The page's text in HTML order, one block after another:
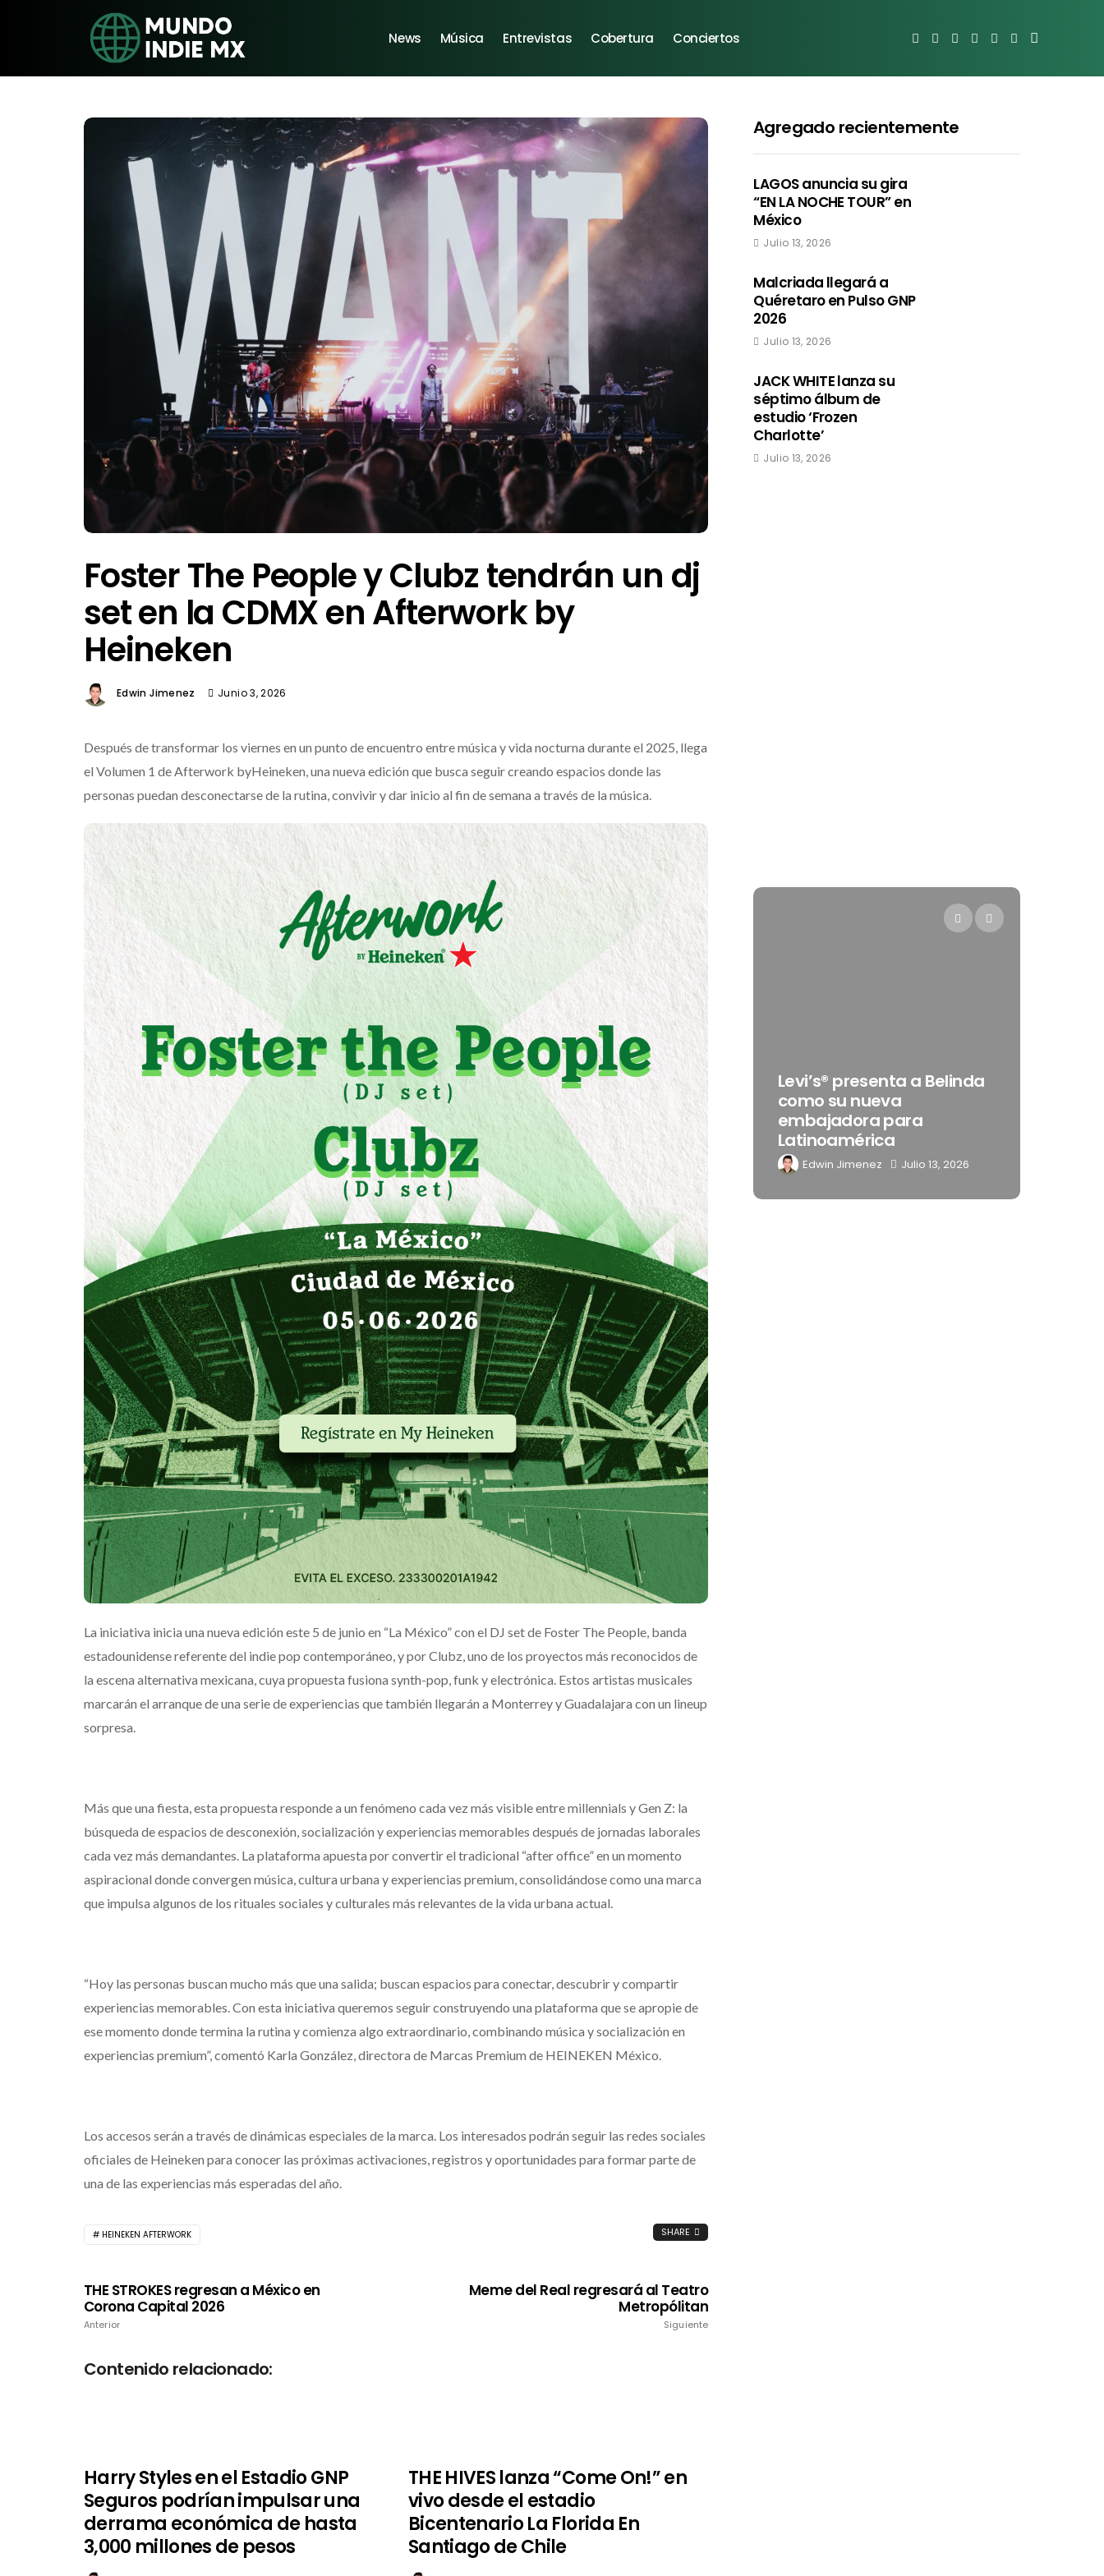
News Música Entrevistas Cobertura Conciertos
Foster The People y Clubz tendrán un dj
set en la CDMX en Afterwork by
Heineken
Edwin Jimenez Junio 3, 2026
Después de transformar los viernes en un punto de encuentro entre música y vida nocturna durante el 2025, llega
el Volumen 1 de Afterwork byHeineken, una nueva edición que busca seguir creando espacios donde las
personas puedan desconectarse de la rutina, convivir y dar inicio al fin de semana a través de la música.
La iniciativa inicia una nueva edición este 5 de junio en “La México” con el DJ set de Foster The People, banda
estadounidense referente del indie pop contemporáneo, y por Clubz, uno de los proyectos más reconocidos de
la escena alternativa mexicana, cuya propuesta fusiona synth-pop, funk y electrónica. Estos artistas musicales
marcarán el arranque de una serie de experiencias que también llegarán a Monterrey y Guadalajara con un lineup
sorpresa.
Más que una fiesta, esta propuesta responde a un fenómeno cada vez más visible entre millennials y Gen Z: la
búsqueda de espacios de desconexión, socialización y experiencias memorables después de jornadas laborales
cada vez más demandantes. La plataforma apuesta por convertir el tradicional “after office” en un momento
aspiracional donde convergen música, cultura urbana y experiencias premium, consolidándose como una marca
que impulsa algunos de los rituales sociales y culturales más relevantes de la vida urbana actual.
“Hoy las personas buscan mucho más que una salida; buscan espacios para conectar, descubrir y compartir
experiencias memorables. Con esta iniciativa queremos seguir construyendo una plataforma que se apropie de
ese momento donde termina la rutina y comienza algo extraordinario, combinando música y socialización en
experiencias premium”, comentó Karla González, directora de Marcas Premium de HEINEKEN México.
Los accesos serán a través de dinámicas especiales de la marca. Los interesados podrán seguir las redes sociales
oficiales de Heineken para conocer las próximas activaciones, registros y oportunidades para formar parte de
una de las experiencias más esperadas del año.
HEINEKEN AFTERWORK SHARE
THE STROKES regresan a México en
Corona Capital 2026
Anterior
Meme del Real regresará al Teatro
Metropólitan
Siguiente
Contenido relacionado:
Harry Styles en el Estadio GNP
Seguros podrían impulsar una
derrama económica de hasta
3,000 millones de pesos
THE HIVES lanza “Come On!” en
vivo desde el estadio
Bicentenario La Florida En
Santiago de Chile
Agregado recientemente
LAGOS anuncia su gira
“EN LA NOCHE TOUR” en
México
Julio 13, 2026
Malcriada llegará a
Quéretaro en Pulso GNP
2026
Julio 13, 2026
JACK WHITE lanza su
séptimo álbum de
estudio ‘Frozen
Charlotte’
Julio 13, 2026
Suki Waterhouse estrena
su nuevo álbum
“Loveland”
Edwin Jimenez Julio 13, 2026
Levi’s® presenta a Belinda
como su nueva
embajadora para
Latinoamérica
Edwin Jimenez Julio 13, 2026